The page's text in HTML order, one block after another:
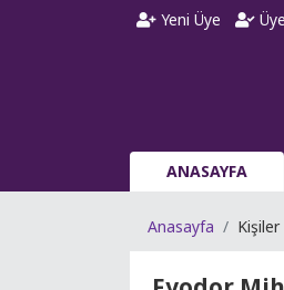
Yeni Üye
ANASAYFA
Anasayfa Kişiler